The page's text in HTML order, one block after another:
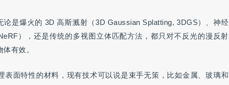
论是爆火的 3D 高斯溅射（3D Gaussian Splatting, 3DGS）、神经
），还是传统的多视图立体匹配方法，都只对不反光的漫反射
有效。
表面特性的材料，现有技术可以说是束手无策，比如金属、玻璃和